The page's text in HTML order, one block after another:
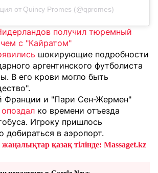
от Quincy Promes (@qpromes)
получил тюремный
с "Кайратом"
шокирующие подробности
аргентинского футболиста
В его крови могло быть
Франции и "Пари Сен-Жермен"
опоздал ко времени отъезда
Игроку пришлось
добираться в аэропорт.
жаңалықтар қазақ тілінде: Massaget.kz